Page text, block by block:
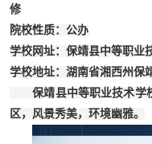
修
院校性质：公办
学校网址：保靖县中等职业
学校地址：湖南省湘西州保
保靖县中等职业技术学校
区，风景秀美，环境幽雅。